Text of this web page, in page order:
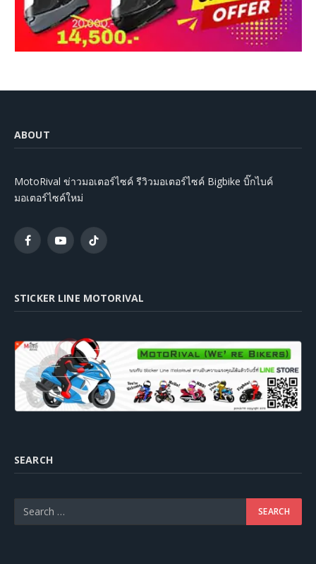
ABOUT
MotoRival ข่าวมอเตอร์ไซค์ รีวิวมอเตอร์ไซค์ Bigbike บิ๊กไบค์
มอเตอร์ไซค์ใหม่
FacebookYouTubeTikTok
STICKER LINE MOTORIVAL
SEARCH